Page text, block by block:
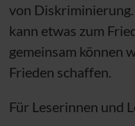
von
kann etwas zum
gemeinsam können
Frieden schaffen.
Für Leserinnen und